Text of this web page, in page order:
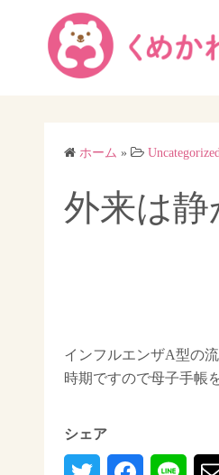
ホーム »
外来は静
インフルエンザA型の
時期ですので母子手帳
シェア